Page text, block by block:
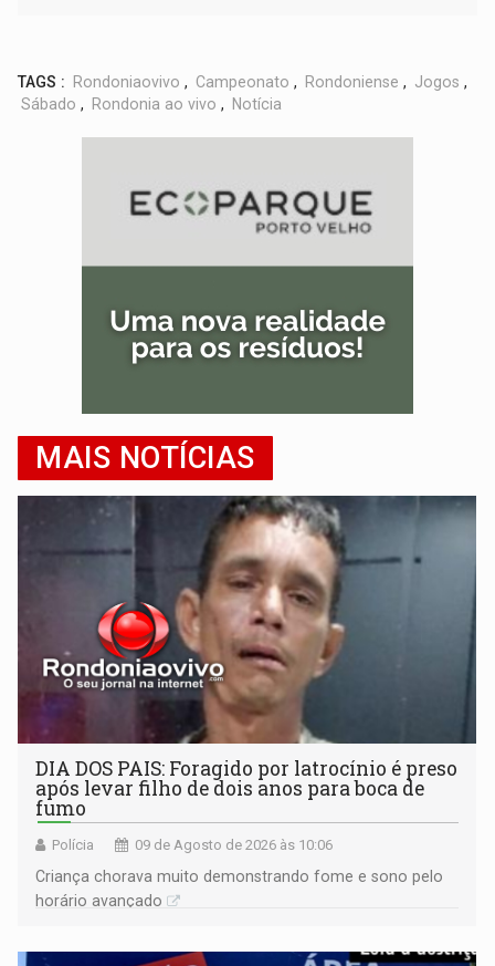
TAGS : Rondoniaovivo , Campeonato , Rondoniense , Jogos ,
Sábado , Rondonia ao vivo , Notícia
MAIS NOTÍCIAS
DIA DOS PAIS: Foragido por latrocínio é preso
após levar filho de dois anos para boca de
fumo
Polícia 09 de Agosto de 2026 às 10:06
Criança chorava muito demonstrando fome e sono pelo
horário avançado